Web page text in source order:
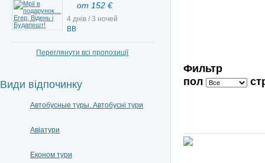
Фильтр
пол
от 152 €
4 днів / 3 ночей
BB
Переглянути всі пропозиції
Види відпочинку
Автобусные туры. Автобусні тури
Авіатури
Економ тури